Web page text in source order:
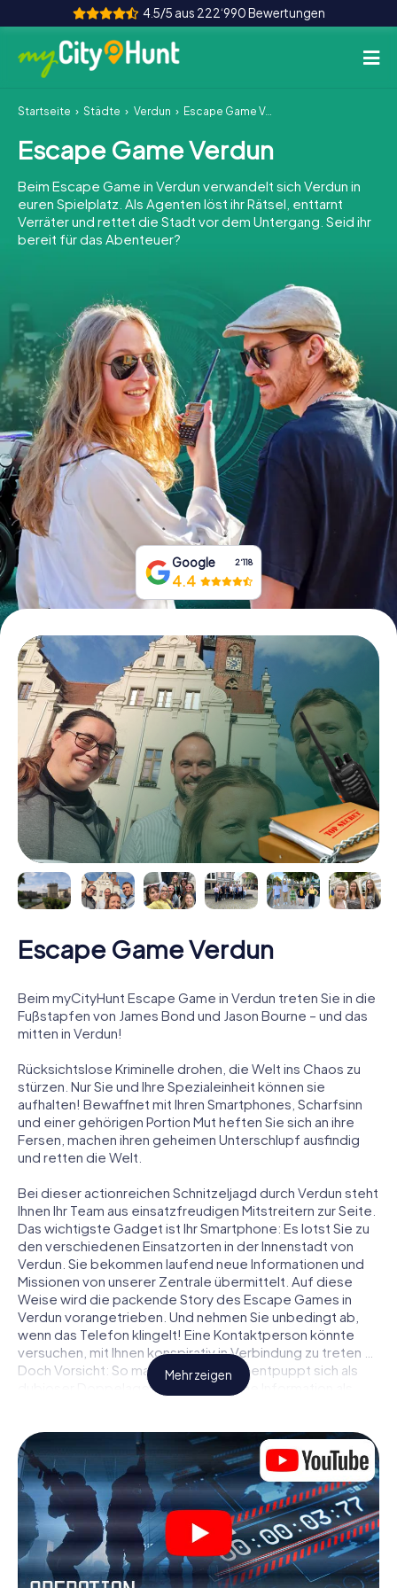
4.5/5 aus 222‘990 Bewertungen
So funktioniert's
Städte
Touren
Teamevent
INT AT CH
DE
ES
FR UK
IE
IT
NL
Tickets buchen
Gutscheine bestellen
Startseite Städte Verdun Escape Game Verdun
Escape Game Verdun
Beim Escape Game in Verdun verwandelt sich Verdun in
euren Spielplatz. Als Agenten löst ihr Rätsel, enttarnt
Verräter und rettet die Stadt vor dem Untergang. Seid ihr
bereit für das Abenteuer?
Google 2‘118
4.4
Escape Game Verdun
Beim myCityHunt Escape Game in Verdun treten Sie in die
Fußstapfen von James Bond und Jason Bourne – und das
mitten in Verdun!
Rücksichtslose Kriminelle drohen, die Welt ins Chaos zu
stürzen. Nur Sie und Ihre Spezialeinheit können sie
aufhalten! Bewaffnet mit Ihren Smartphones, Scharfsinn
und einer gehörigen Portion Mut heften Sie sich an ihre
Fersen, machen ihren geheimen Unterschlupf ausfindig
und retten die Welt.
Bei dieser actionreichen Schnitzeljagd durch Verdun steht
Ihnen Ihr Team aus einsatzfreudigen Mitstreitern zur Seite.
Das wichtigste Gadget ist Ihr Smartphone: Es lotst Sie zu
den verschiedenen Einsatzorten in der Innenstadt von
Verdun. Sie bekommen laufend neue Informationen und
Missionen von unserer Zentrale übermittelt. Auf diese
Weise wird die packende Story des Escape Games in
Verdun vorangetrieben. Und nehmen Sie unbedingt ab,
wenn das Telefon klingelt! Eine Kontaktperson könnte
versuchen, mit Ihnen konspirativ in Verbindung zu treten …
Doch Vorsicht: So mancher Informant entpuppt sich als
dubioser Doppelagent und so manche Information als
Sie niemandem!
Anders als in einem klassischen Escape Room in Verdun
sind Sie also nicht in ein Zimmer eingesperrt, aus dem Sie
sich in einem vorgegebenen Zeitfenster befreien
müssen. Diese Smartphone Schnitzeljagd erklärt ganz
Verdun zu Ihrem persönlichen Spielfeld! Die technische
Voraussetzung für Ihr Agentenabenteuer in Verdun: Ein
Smartphone mit Zugang ins mobile Internet. Per Klick
Mehr zeigen